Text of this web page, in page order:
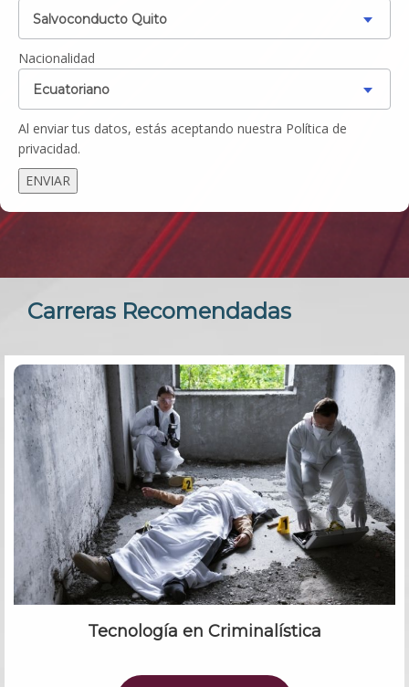
Salvoconducto Quito
Nacionalidad
Ecuatoriano
Al enviar tus datos, estás aceptando nuestra Política de
privacidad.
Carreras Recomendadas
Tecnología en Criminalística